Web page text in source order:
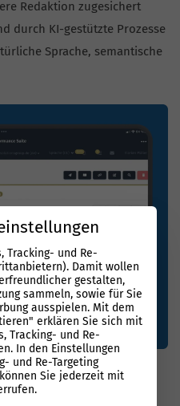
Redaktion zugesichert
durch KI-gestützte Prozesse
Sprache, semantische
Tracking- und Re-
Damit wollen
gestalten,
sammeln, sowie für Sie
ausspielen. Mit dem
erklären Sie sich mit
Tracking- und Re-
In den Einstellungen
und Re-Targeting
Sie jederzeit mit